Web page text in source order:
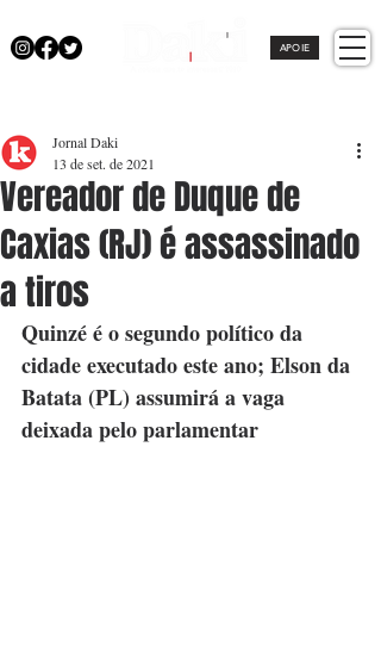
APOIE
Vereador de Duque de
Caxias (RJ) é assassinado
a tiros
Jornal Daki
13 de set. de 2021
Quinzé é o segundo político da
cidade executado este ano; Elson da
Batata (PL) assumirá a vaga
deixada pelo parlamentar